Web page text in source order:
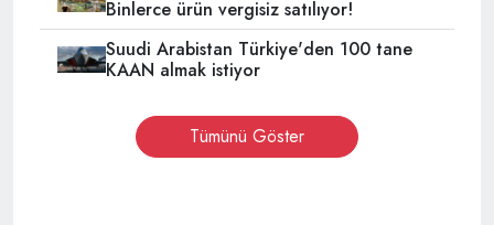
Binlerce ürün vergisiz satılıyor!
Suudi Arabistan Türkiye'den 100 tane
KAAN almak istiyor
Tümünü Göster